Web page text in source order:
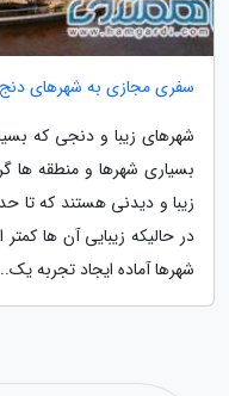
سفری مجازی به شهرهای دنج
شهرهای زیبا و دنجی که
بسیاری شهرها و منطقه ها
زیبا و دیدنی هستند که تا
در حالیکه زیبایی آن ها
شهرها آماده ایجاد تجربه